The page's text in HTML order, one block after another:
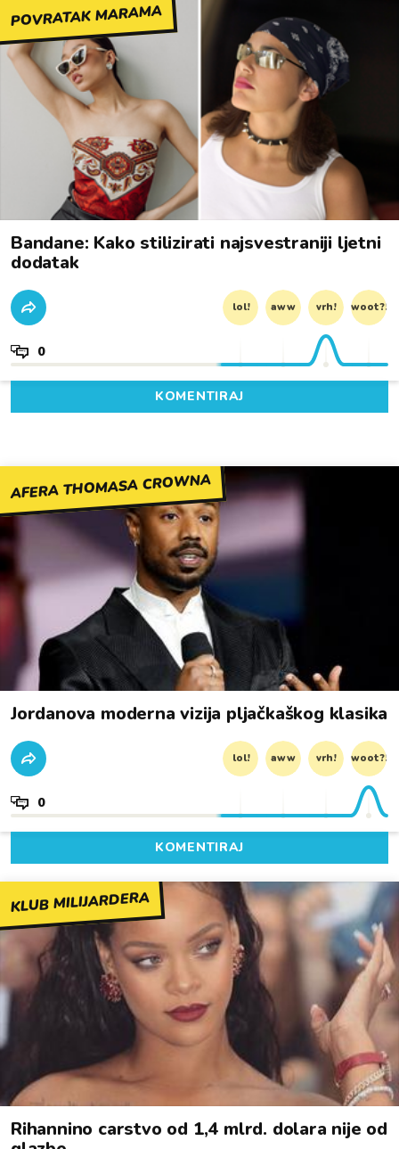
POVRATAK MARAMA
Bandane: Kako stilizirati najsvestraniji ljetni
dodatak
lol! aww vrh! woot?!
0
KOMENTIRAJ
AFERA THOMASA CROWNA
Jordanova moderna vizija pljačkaškog klasika
lol! aww vrh! woot?!
0
KOMENTIRAJ
KLUB MILIJARDERA
Rihannino carstvo od 1,4 mlrd. dolara nije od